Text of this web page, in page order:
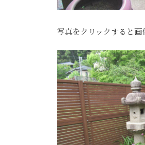
写真をクリックすると画